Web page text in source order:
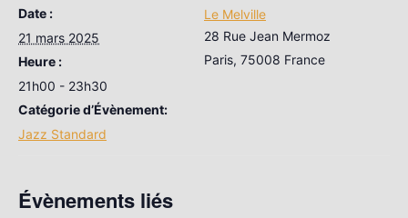
Date :
21 mars 2025
Heure :
21h00 - 23h30
Catégorie d’Évènement:
Jazz Standard
Le Melville
28 Rue Jean Mermoz
Paris, 75008 France
Évènements liés